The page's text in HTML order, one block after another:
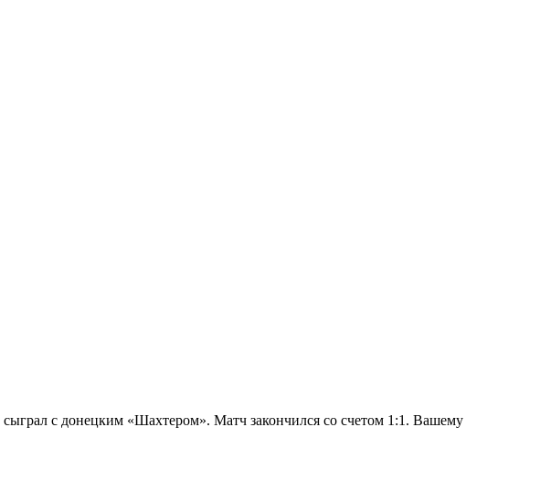
сыграл с донецким «Шахтером». Матч закончился со счетом 1:1. Вашему